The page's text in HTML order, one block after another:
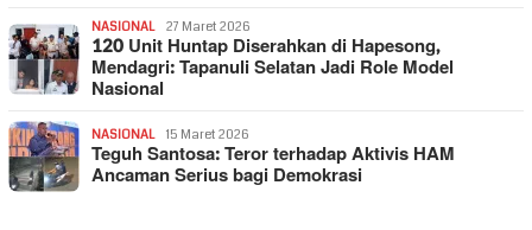
NASIONAL 27 Maret 2026
120 Unit Huntap Diserahkan di Hapesong,
Mendagri: Tapanuli Selatan Jadi Role Model
Nasional
NASIONAL 15 Maret 2026
Teguh Santosa: Teror terhadap Aktivis HAM
Ancaman Serius bagi Demokrasi